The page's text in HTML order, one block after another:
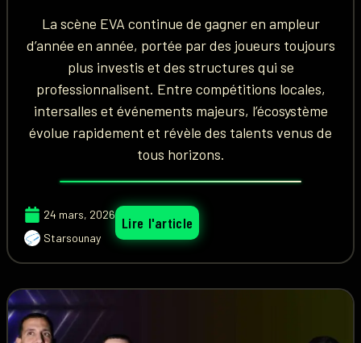
La scène EVA continue de gagner en ampleur
d’année en année, portée par des joueurs toujours
plus investis et des structures qui se
professionnalisent. Entre compétitions locales,
intersalles et événements majeurs, l’écosystème
évolue rapidement et révèle des talents venus de
tous horizons.
24 mars, 2026
Starsounay
Lire l'article